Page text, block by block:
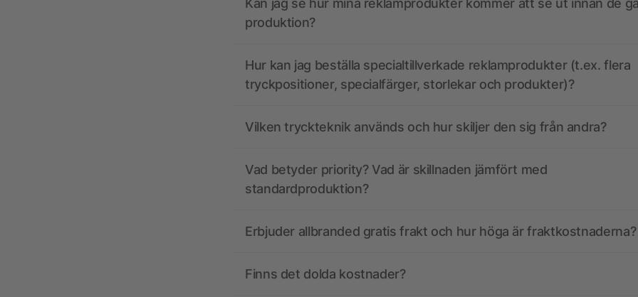
Kan jag se hur mina reklamprodukter kommer att se ut innan de
produktion?
Hur kan jag beställa specialtillverkade reklamprodukter (t.ex. flera
tryckpositioner, specialfärger, storlekar och produkter)?
Vilken tryckteknik används och hur skiljer den sig från andra?
Vad betyder priority? Vad är skillnaden jämfört med
standardproduktion?
Erbjuder allbranded gratis frakt och hur höga är fraktkostnaderna?
Finns det dolda kostnader?